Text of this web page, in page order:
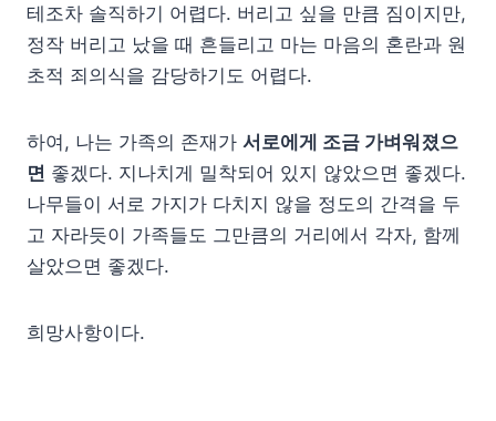
테조차 솔직하기 어렵다. 버리고 싶을 만큼 짐이지만,
정작 버리고 났을 때 흔들리고 마는 마음의 혼란과 원
초적 죄의식을 감당하기도 어렵다.
하여, 나는 가족의 존재가 서로에게 조금 가벼워졌으
면 좋겠다. 지나치게 밀착되어 있지 않았으면 좋겠다.
나무들이 서로 가지가 다치지 않을 정도의 간격을 두
고 자라듯이 가족들도 그만큼의 거리에서 각자, 함께
살았으면 좋겠다.
희망사항이다.